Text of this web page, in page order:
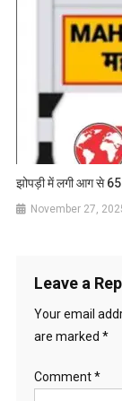
झोपड़ी में लगी आग से 65
November 27,
Leave a
Your email
are marked *
Comment*